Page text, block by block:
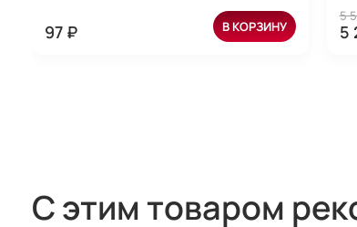
97 ₽ В КОРЗИНУ
5
5
С этим товаром